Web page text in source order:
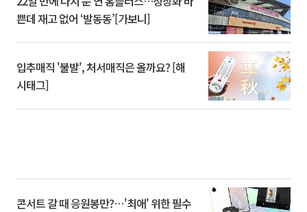
쁜데 재고 없어 ‘발동동’[가보니]
입추매직 '불발', 처서매직은 올까요? [해
시태그]
콘서트 갈 때 응원봉만?⋯'최애' 위한 필수